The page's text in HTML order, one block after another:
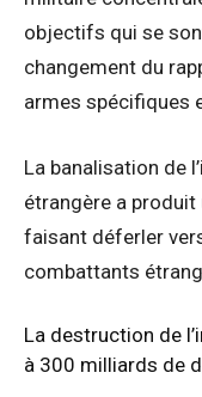
objectifs qui se
changement du
armes spécifiques
La banalisation de
étrangère a produit
faisant déferler
combattants
La destruction de
à 300 milliards de